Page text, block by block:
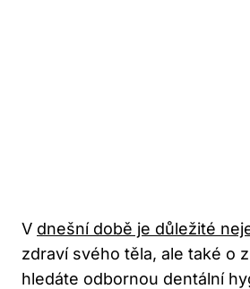
V dnešní době je důležité
zdraví svého těla, ale také o
hledáte odbornou dentální